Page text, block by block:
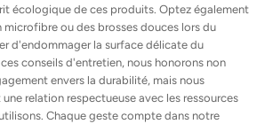
écologique de ces produits. Optez également
microfibre ou des brosses douces lors du
d'endommager la surface délicate du
conseils d'entretien, nous honorons non
envers la durabilité, mais nous
relation respectueuse avec les ressources
Chaque geste compte dans notre